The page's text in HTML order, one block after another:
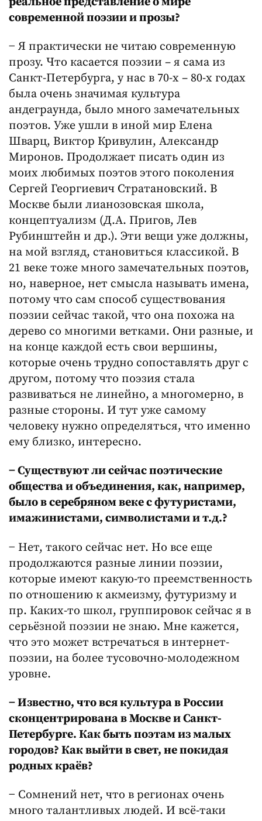
современной поэзии и прозы?
− Я практически не читаю современную
прозу. Что касается поэзии – я сама из
Санкт-Петербурга, у нас в 70-х – 80-х годах
была очень значимая культура
андеграунда, было много замечательных
поэтов. Уже ушли в иной мир Елена
Шварц, Виктор Кривулин, Александр
Миронов. Продолжает писать один из
моих любимых поэтов этого поколения
Сергей Георгиевич Стратановский. В
Москве были лианозовская школа,
концептуализм (Д.А. Пригов, Лев
Рубинштейн и др.). Эти вещи уже должны,
на мой взгляд, становиться классикой. В
21 веке тоже много замечательных поэтов,
но, наверное, нет смысла называть имена,
потому что сам способ существования
поэзии сейчас такой, что она похожа на
дерево со многими ветками. Они разные, и
на конце каждой есть свои вершины,
которые очень трудно сопоставлять друг с
другом, потому что поэзия стала
развиваться не линейно, а многомерно, в
разные стороны. И тут уже самому
человеку нужно определяться, что именно
ему близко, интересно.
− Существуют ли сейчас поэтические
общества и объединения, как, например,
было в серебряном веке с футуристами,
имажинистами, символистами и т.д.?
− Нет, такого сейчас нет. Но все еще
продолжаются разные линии поэзии,
которые имеют какую-то преемственность
по отношению к акмеизму, футуризму и
пр. Каких-то школ, группировок сейчас я в
серьёзной поэзии не знаю. Мне кажется,
что это может встречаться в интернет-
поэзии, на более тусовочно-молодежном
уровне.
− Известно, что вся культура в России
сконцентрирована в Москве и Санкт-
Петербурге. Как быть поэтам из малых
городов? Как выйти в свет, не покидая
родных краёв?
− Сомнений нет, что в регионах очень
много талантливых людей. И всё-таки